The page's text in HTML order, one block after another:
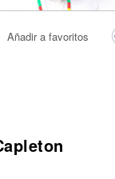
Añadir a favoritos